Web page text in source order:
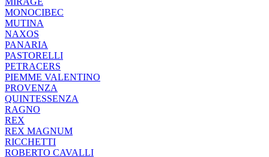
MONOCIBEC
MUTINA
NAXOS
PANARIA
PASTORELLI
PETRACERS
PIEMME VALENTINO
PROVENZA
QUINTESSENZA
RAGNO
REX
REX MAGNUM
RICCHETTI
ROBERTO CAVALLI